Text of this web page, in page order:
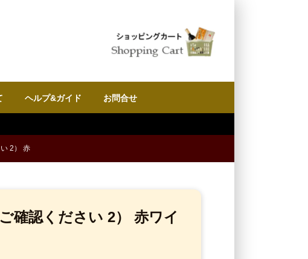
ヘルプ&ガイド お問合せ
2） 赤
確認ください 2） 赤ワイ